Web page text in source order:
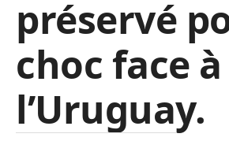
préservé
choc face à
l’Uruguay.